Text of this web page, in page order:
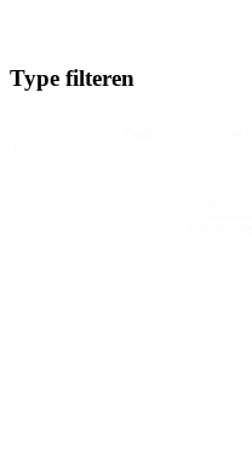
Type filteren